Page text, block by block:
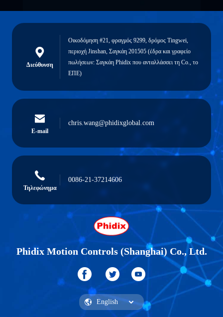
Διεύθυνση
Οικοδόμηση #21, φραγμός 9299, δρόμος Tingwei,
περιοχή Jinshan, Σαγκάη 201505 (έδρα και γραφείο
πωλήσεων: Σαγκάη Phidix που ανταλλάσσει τη Co., το
ΕΠΕ)
E-mail
chris.wang@phidixglobal.com
Τηλεφώνημα
0086-21-37214606
Phidix Motion Controls (Shanghai) Co., Ltd.